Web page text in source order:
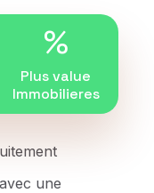
%
Plus value
Immobilieres
une